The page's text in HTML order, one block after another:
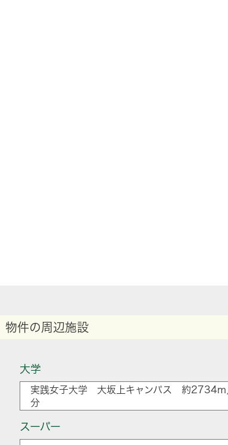
物件の周辺施設
大学
実践女子大学 大坂上キャンパス 約2734m
分
スーパー